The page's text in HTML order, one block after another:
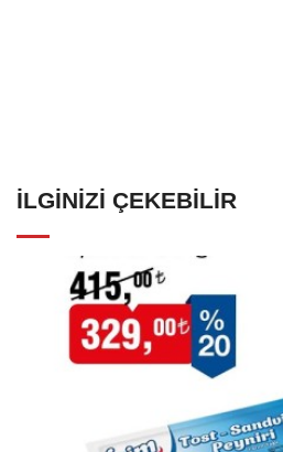
İLGINIZI ÇEKEBILIR